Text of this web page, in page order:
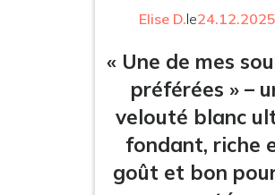
Elise D.le24.12.2025
« Une de mes
préférées » –
velouté blanc
fondant, riche
goût et bon